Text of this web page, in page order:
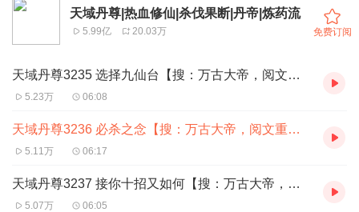
天域丹尊|热血修仙|杀伐果断|丹帝|炼药流
5.99亿 20.03万 免费订阅
天域丹尊3235 选择九仙台【搜：万古大帝，阅文重磅玄幻】
5.23万 06:08
天域丹尊3236 必杀之念【搜：万古大帝，阅文重磅玄幻】
5.11万 06:17
天域丹尊3237 接你十招又如何【搜：万古大帝，阅文重磅玄幻】
5.07万 06:05